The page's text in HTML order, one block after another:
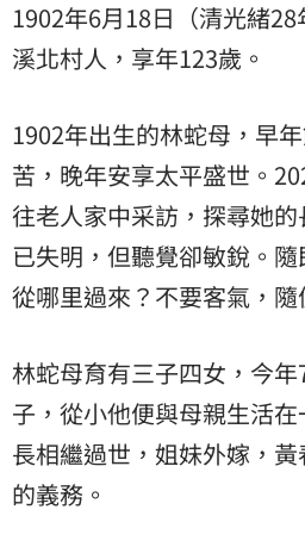
1902年6月18日（清光緒
溪北村人，享年123歲。
1902年出生的林蛇母，早
苦，晚年安享太平盛世。
往老人家中采訪，探尋她
已失明，但聽覺卻敏銳。
從哪里過來？不要客氣，隨
林蛇母育有三子四女，今年
子，從小他便與母親生活
長相繼過世，姐妹外嫁，
的義務。